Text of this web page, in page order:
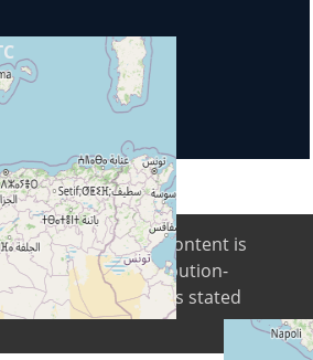
Foundation. All content is
Commons Attribution-
license unless stated